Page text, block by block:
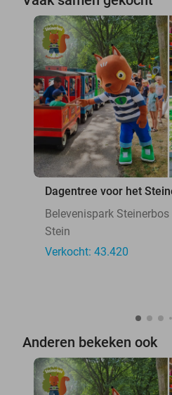
Dagentree voor het
Belevenispark Steinerbos
Stein
Verkocht: 43.420
Anderen bekeken ook